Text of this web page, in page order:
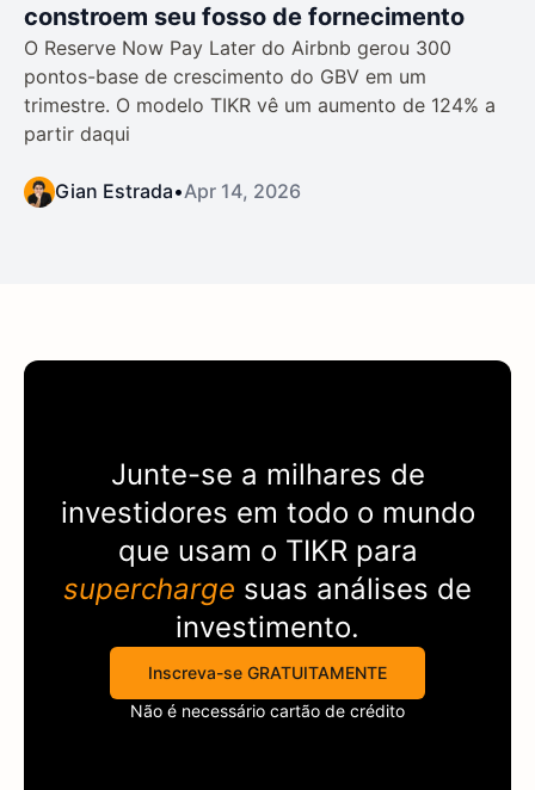
constroem seu fosso de fornecimento
O Reserve Now Pay Later do Airbnb gerou 300
pontos-base de crescimento do GBV em um
trimestre. O modelo TIKR vê um aumento de 124% a
partir daqui
Gian Estrada•Apr 14, 2026
Junte-se a milhares de
investidores em todo o mundo
que usam o TIKRpara
supercharge suas análises de
investimento.
Inscreva-se GRATUITAMENTE
Não é necessário cartão de crédito